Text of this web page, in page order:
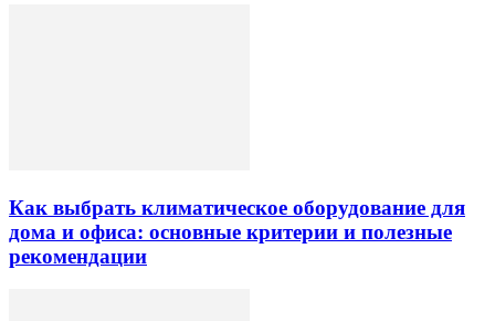
Как выбрать климатическое оборудование для
дома и офиса: основные критерии и полезные
рекомендации